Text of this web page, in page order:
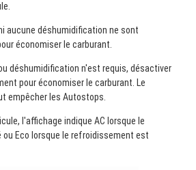
aucune déshumidification ne sont
économiser le carburant.
déshumidification n'est requis, désactiver
pour économiser le carburant. Le
empêcher les Autostops.
l'affichage indique AC lorsque le
Eco lorsque le refroidissement est